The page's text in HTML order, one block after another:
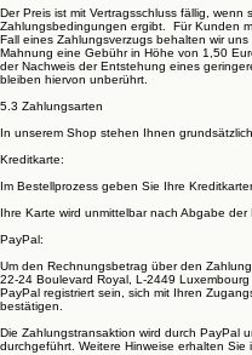
Der Preis ist mit Vertragsschluss fällig,
Zahlungsbedingungen ergibt. Für Kunden
Fall eines Zahlungsverzugs behalten wir
Mahnung eine Gebühr in Höhe von 1,50
der Nachweis der Entstehung eines
bleiben hiervon unberührt.
5.3 Zahlungsarten
In unserem Shop stehen Ihnen
Kreditkarte:
Im Bestellprozess geben Sie Ihre
Ihre Karte wird unmittelbar nach Abgabe
PayPal:
Um den Rechnungsbetrag über den
22-24 Boulevard Royal, L-2449
PayPal registriert sein, sich mit Ihren
bestätigen.
Die Zahlungstransaktion wird durch PayPal
durchgeführt. Weitere Hinweise erhalten Sie